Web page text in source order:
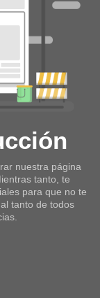
nuestra página
tanto, te
para que no te
tanto de todos